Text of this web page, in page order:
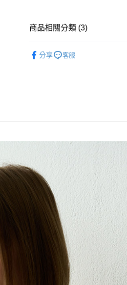
相關說明
AFTEE先享後付是「在收到商品之
便利好安心！
／ATM／網路銀行／等多元方式進
※ 請注意：結帳手續完成當下不需
絡購買商品的店家。未經商家同意
先享後付繳納相關費用。
※ 交易是否成功請以「AFTEE先享
是否繳費成功／繳費後需取消欲退
付客戶支援中心」
https://
【注意事項】
１．透過由恩沛科技股份有限公司
交易，需依本服務之必要範圍內提
求債權轉讓予恩沛科技股份有限公司
２．關於個人資料處理事宜，請瀏
https://aftee.tw/terms/#terms3
３．未成年的使用者請事先徵得法
「AFTEE先享後付」，若未經同意
7-11--滿2000元免運
每筆NT$60，滿NT$2,000(含以
付款後7-11取貨---滿2000元免
每筆NT$60，滿NT$2,000(含以
宅配-滿2000元免運
每筆NT$120，滿NT$2,000(含
商品相關分類 (3)
分享 客服